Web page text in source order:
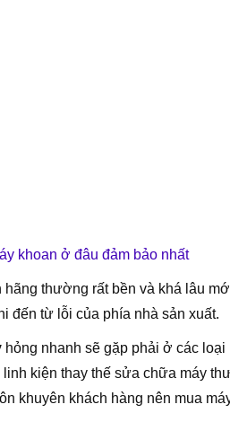
khoan ở đâu đảm bảo nhất
thường rất bền và khá lâu
đến từ lỗi của phía nhà sản xuất.
hỏng nhanh sẽ gặp phải ở các loại
linh kiện thay thế sửa chữa máy
khuyên khách hàng nên mua